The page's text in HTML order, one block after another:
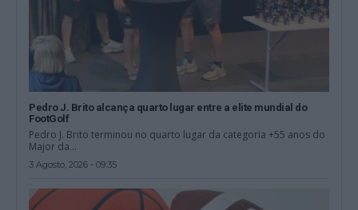
Pedro J. Brito alcança quarto lugar entre a elite mundial do
FootGolf
Pedro J. Brito terminou no quarto lugar da categoria +55 anos do
Major da...
3 Agosto, 2026 - 09:35